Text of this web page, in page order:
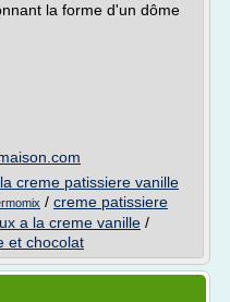
la forme d'un dôme
creme patissiere vanille
/ creme patissiere
a la creme vanille /
et chocolat